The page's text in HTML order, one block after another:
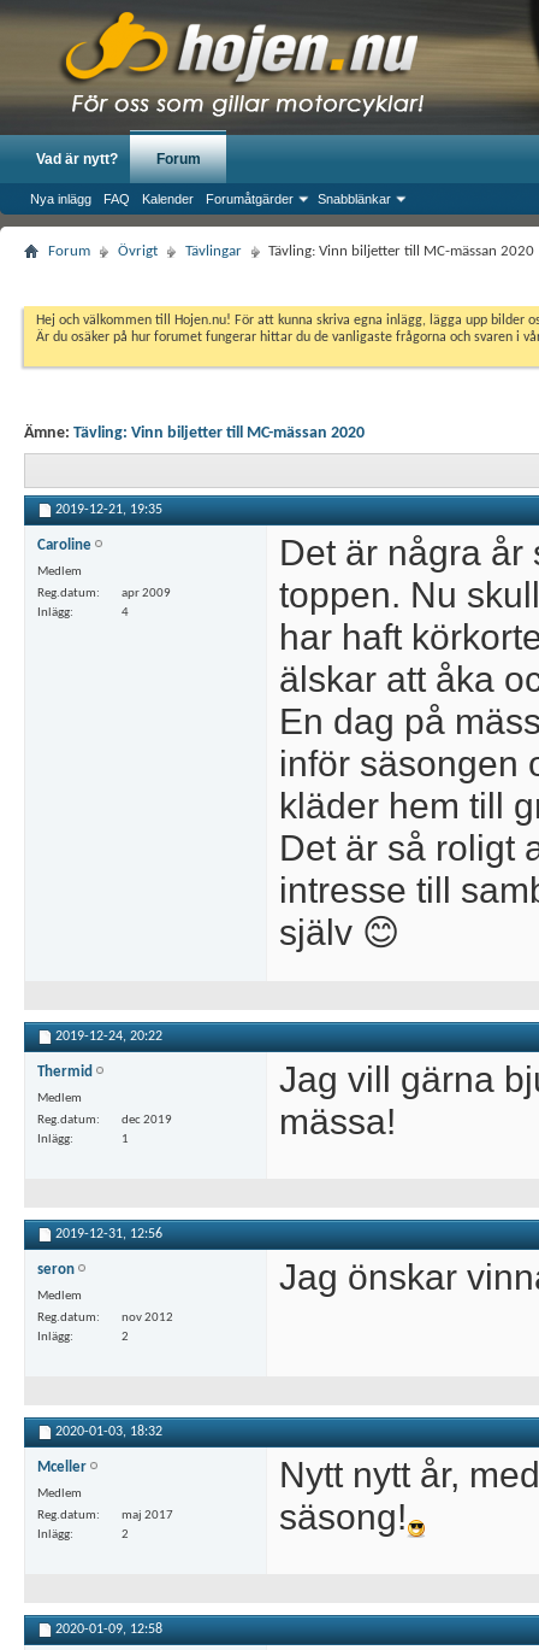
Vad är nytt? Forum
Nya inlägg FAQ Kalender Forumåtgärder Snabblänkar
Forum Övrigt Tävlingar Tävling: Vinn biljetter till MC-mässan 2020
Hej och välkommen till Hojen.nu! För att kunna skriva egna inlägg, lägga upp
Är du osäker på hur forumet fungerar hittar du de vanligaste frågorna och svaren i
Ämne: Tävling: Vinn biljetter till MC-mässan 2020
2019-12-21, 19:35
Caroline
Medlem
Reg.datum
apr 2009
Inlägg
4
Det är några år
toppen. Nu
har haft
älskar att åka
En dag på
inför säsongen
kläder hem till
Det är så roligt
intresse till
själv 😊
2019-12-24, 20:22
Thermid
Medlem
Reg.datum
dec 2019
Inlägg
1
Jag vill gärna
mässa!
2019-12-31, 12:56
seron
Medlem
Reg.datum
nov 2012
Inlägg
2
Jag önskar
2020-01-03, 18:32
Mceller
Medlem
Reg.datum
maj 2017
Inlägg
2
Nytt nytt år,
säsong!
2020-01-09, 12:58